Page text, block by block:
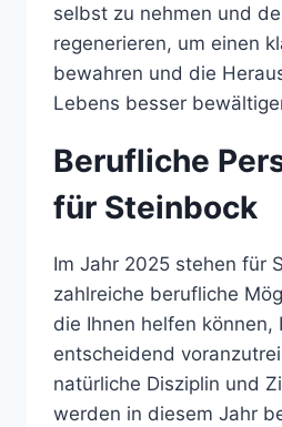
selbst zu nehmen und
regenerieren, um einen
bewahren und die
Lebens besser
Berufliche
für Steinbock
Im Jahr 2025 stehen für
zahlreiche berufliche
die Ihnen helfen können,
entscheidend
natürliche Disziplin und
werden in diesem Jahr